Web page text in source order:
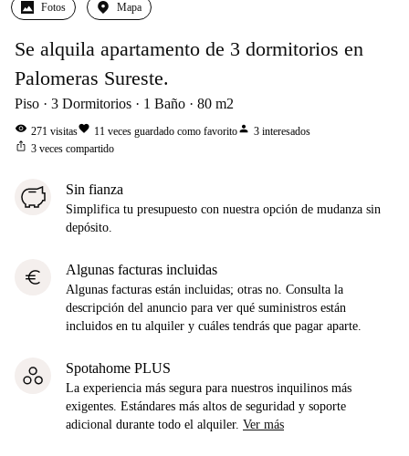
Fotos Mapa
Se alquila apartamento de 3 dormitorios en
Palomeras Sureste.
Piso 3 Dormitorios 1 Baño 80 m2
visibility 271 visitasfavorite 11 veces guardado como favoritoperson 3 interesados
ios_share 3 veces compartido
Sin fianza
Simplifica tu presupuesto con nuestra opción de mudanza sin
depósito.
euro Algunas facturas incluidas
Algunas facturas están incluidas; otras no. Consulta la
descripción del anuncio para ver qué suministros están
incluidos en tu alquiler y cuáles tendrás que pagar aparte.
Spotahome PLUS
La experiencia más segura para nuestros inquilinos más
exigentes. Estándares más altos de seguridad y soporte
adicional durante todo el alquiler. Ver más